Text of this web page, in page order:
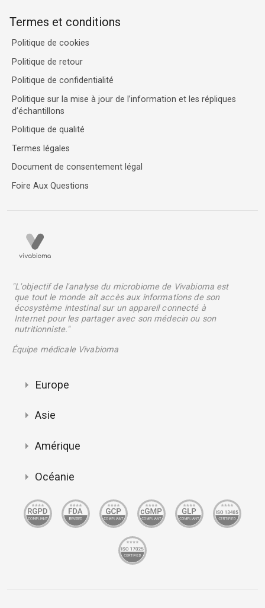
Termes et conditions
Politique de cookies
Politique de retour
Politique de confidentialité
Politique sur la mise à jour de l’information et les répliques
d’échantillons
Politique de qualité
Termes légales
Document de consentement légal
Foire Aux Questions
"L'objectif de l'analyse du microbiome de Vivabioma est
que tout le monde ait accès aux informations de son
écosystème intestinal sur un appareil connecté à
Internet pour les partager avec son médecin ou son
nutritionniste."
Équipe médicale Vivabioma
Europe
Asie
Amérique
Océanie